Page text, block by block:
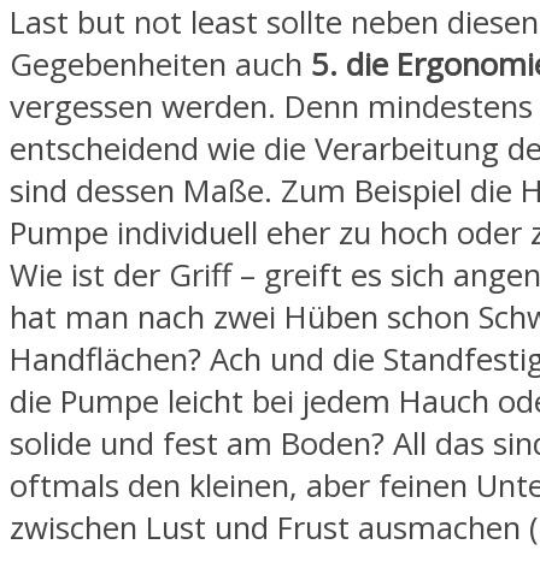
Last but not least sollte neben
Gegebenheiten auch 5. die
vergessen werden. Denn
entscheidend wie die Verarbeitung
sind dessen Maße. Zum Beispiel die
Pumpe individuell eher zu hoch oder
Wie ist der Griff – greift es sich
hat man nach zwei Hüben schon
Handflächen? Ach und die
die Pumpe leicht bei jedem Hauch
solide und fest am Boden? All das
oftmals den kleinen, aber feinen
zwischen Lust und Frust ausmachen